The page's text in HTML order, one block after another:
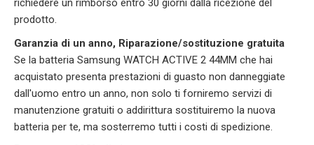
richiedere un rimborso entro 30 giorni dalla ricezione del
prodotto.
Garanzia di un anno, Riparazione/sostituzione gratuita
Se la batteria Samsung WATCH ACTIVE 2 44MM che hai
acquistato presenta prestazioni di guasto non danneggiate
dall'uomo entro un anno, non solo ti forniremo servizi di
manutenzione gratuiti o addirittura sostituiremo la nuova
batteria per te, ma sosterremo tutti i costi di spedizione.